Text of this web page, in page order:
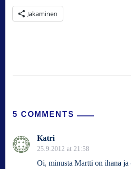
Jakaminen
5 COMMENTS
Katri
25.9.2012 at 21:58
Oi, minusta Martti on ihana ja